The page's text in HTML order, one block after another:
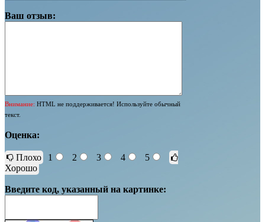
Ваш отзыв:
Внимание: HTML не поддерживается! Используйте обычный
текст.
Оценка:
Плохо 1 2 3 4
5
Хорошо
Введите код, указанный на картинке: